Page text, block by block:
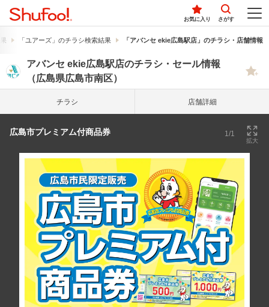
お気に入り さがす
「ユアーズ」のチラシ検索結果 「アバンセ ekie広島駅店」のチラシ・店舗情報
アバンセ ekie広島駅店のチラシ・セール情報
（広島県広島市南区）
チラシ 店舗詳細
広島市プレミアム付商品券 1/1
拡大